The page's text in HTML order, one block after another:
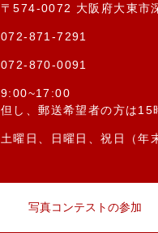
〒574-0072 大阪府大東市
072-871-7291
072-870-0091
9:00~17:00
但し、郵送希望者の方は15
土曜日、日曜日、祝日（年
写真コンテストの参加